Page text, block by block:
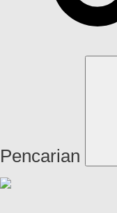
Pencarian